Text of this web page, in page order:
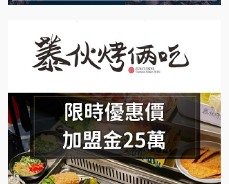
上宇林加盟說明會
莫尼早餐Morni加盟說明會
手作功夫茶加盟說明會
SHARE TEA歇腳亭加盟說明會
潮味決-湯滷專門店加盟說明會
鬍子茶加盟說明會